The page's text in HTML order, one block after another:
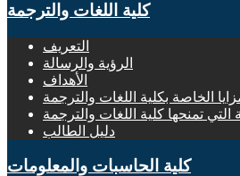
كلية اللغات والترجمة
التعريف
الرؤية والرسالة
الأهداف
الخاصة بكلية اللغات والترجمة
التي تمنحها كلية اللغات والترجمة
دليل الطالب
كلية الحاسبات والمعلومات